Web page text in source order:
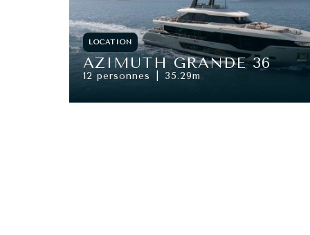
LOCATION
AZIMUTH GRANDE 36
12 personnes 35.29m